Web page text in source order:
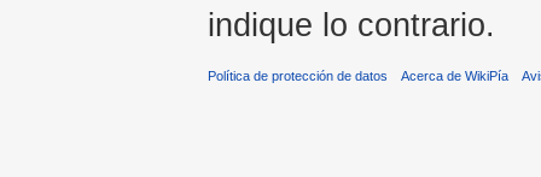
indique lo contrario.
Política de protección de datos Acerca de WikiPía